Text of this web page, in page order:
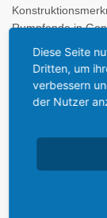
Rumpfende in
pfeilförmig
Flächenenden
des Prototyps (D-
der HFB-Werke
MBB bemühte
zivilen Sektor mit
Diese Seite
Dritten, um
verbessern
der Nutzer